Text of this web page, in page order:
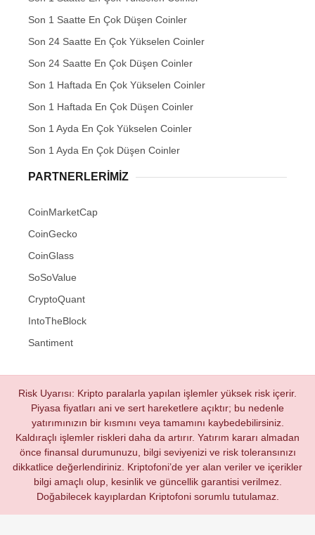
Son 1 Saatte En Çok Düşen Coinler
Son 24 Saatte En Çok Yükselen Coinler
Son 24 Saatte En Çok Düşen Coinler
Son 1 Haftada En Çok Yükselen Coinler
Son 1 Haftada En Çok Düşen Coinler
Son 1 Ayda En Çok Yükselen Coinler
Son 1 Ayda En Çok Düşen Coinler
PARTNERLERIMIZ
CoinMarketCap
CoinGecko
CoinGlass
SoSoValue
CryptoQuant
IntoTheBlock
Santiment
Risk Uyarısı: Kripto paralarla yapılan işlemler yüksek risk içerir.
Piyasa fiyatları ani ve sert hareketlere açıktır; bu nedenle
yatırımınızın bir kısmını veya tamamını kaybedebilirsiniz.
Kaldıraçlı işlemler riskleri daha da artırır. Yatırım kararı almadan
önce finansal durumunuzu, bilgi seviyenizi ve risk toleransınızı
dikkatlice değerlendiriniz. Kriptofoni’de yer alan veriler ve içerikler
bilgi amaçlı olup, kesinlik ve güncellik garantisi verilmez.
Doğabilecek kayıplardan Kriptofoni sorumlu tutulamaz.